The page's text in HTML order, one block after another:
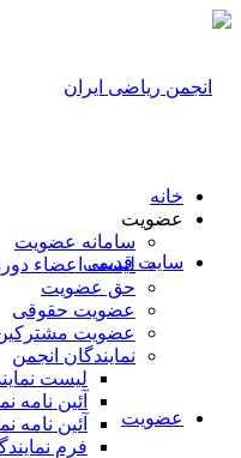
سایت قدیمی
عضویت
خانه
عضویت
سامانه عضویت
لیست اعضاء
حق عضویت
عضویت حقوقی
عضویت
نمایندگان انجمن
لیست
آئین نامه
آئین نامه
فرم